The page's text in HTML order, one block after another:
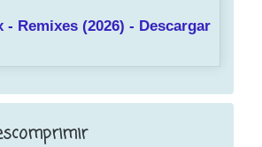
- Remixes (2026) - Descargar